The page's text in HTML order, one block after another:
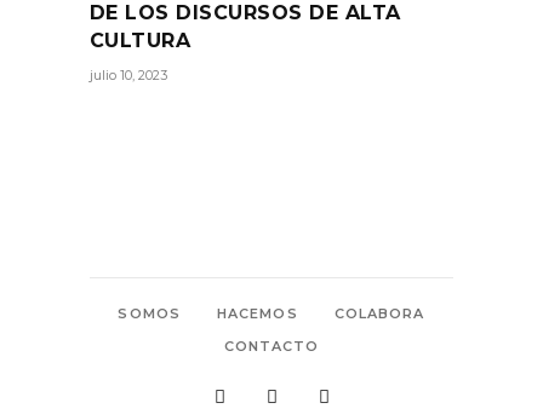
DE LOS DISCURSOS DE ALTA
CULTURA
julio 10, 2023
SOMOS HACEMOS
COLABORA
CONTACTO